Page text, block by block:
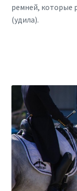
ремней, которые
(удила).